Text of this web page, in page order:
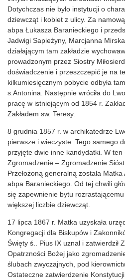
Dotychczas nie bylo instytucji o
dziewcząt i kobiet z ulicy. Za
abpa Łukasza Baranieckiego i
Jadwigi Sapieżyny, Marcjanna
działającym tam zakładzie
prowadzonym przez Siostry
doświadczenie i przeszczepić je na
kilkumiesięcznym pobycie odbyła
s.Antonina. Następnie wróciła do
pracę w istniejącym od 1854 r.
Zakładem sw. Teresy.
8 grudnia 1857 r. w archikatedrze
pierwsze i wieczyste. Tego samego
przyjęte dwie inne kandydatki. W ten
Zgromadzenie – Zgromadzenie
Przełożoną generalną zostala
abpa Baranieckiego. Od tej chwili
się zapewnienie bytu
większej liczbie dziewcząt.
17 lipca 1867 r. Matka uzyskała
Kongregacji dla Biskupów i
Święty ś.. Pius IX uznał i zatwierdził
Opatrzności Bożej jako
ślubach zwyczajnych, pod
Ostateczne zatwierdzenie